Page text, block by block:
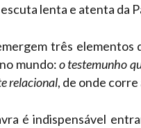
lenta e atenta da
três
mundo:o testemunho
relacional, de onde
é indispensável